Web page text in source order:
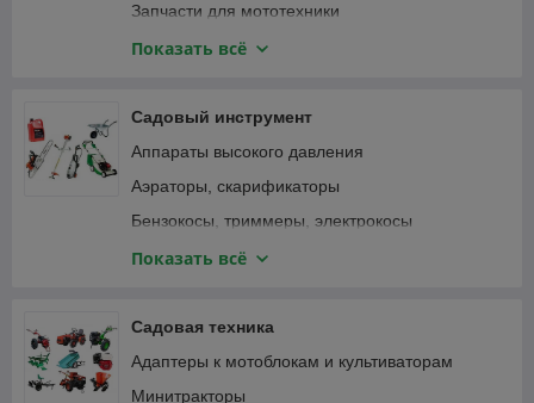
Запчасти для мототехники
Зарядные устройства, аккумуляторы
Крепежные изделия
Лампочки и светильники
Ленты
Масла и смазки
Принадлежности для садового инструмента
Принадлежности для строительного
инструмента
Принадлежности для строительной техники и
оборудования
Показать всё
Садовый инструмент
Аппараты высокого давления
Аэраторы, скарификаторы
Бензокосы, триммеры, электрокосы
Бензопилы, цепные электропилы
Газонокосилки
Дровоколы
Зернодробилки, измельчители кормов
Показать всё
Садовая техника
Адаптеры к мотоблокам и культиваторам
Минитракторы